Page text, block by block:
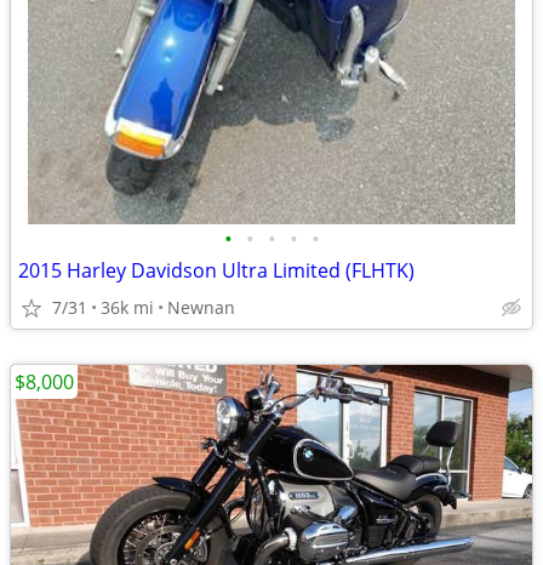
• • • • •
2015 Harley Davidson Ultra Limited (FLHTK)
7/31 36k mi Newnan
$8,000